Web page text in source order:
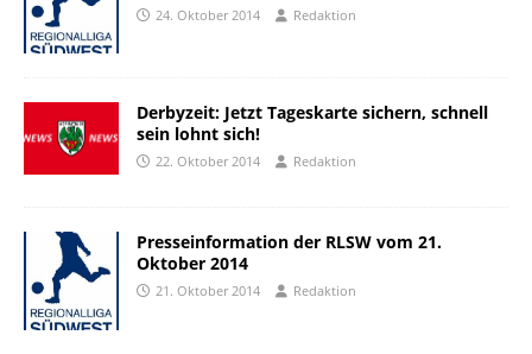
24. Oktober 2014 Redaktion
Derbyzeit: Jetzt Tageskarte sichern, schnell
sein lohnt sich!
22. Oktober 2014 Redaktion
Presseinformation der RLSW vom 21.
Oktober 2014
21. Oktober 2014 Redaktion